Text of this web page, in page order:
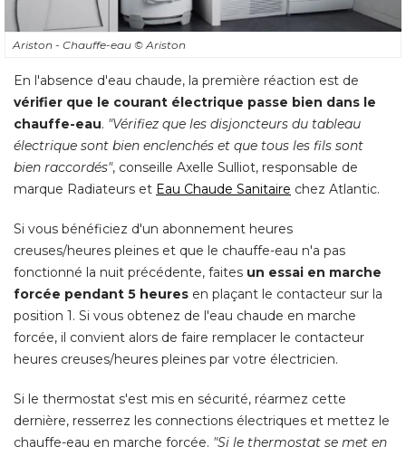
Ariston - Chauffe-eau © Ariston
En l'absence d'eau chaude, la première réaction est de
vérifier que le courant électrique passe bien dans le
chauffe-eau. "Vérifiez que les disjoncteurs du tableau
électrique sont bien enclenchés et que tous les fils sont
bien raccordés", conseille Axelle Sulliot, responsable de
marque Radiateurs et Eau Chaude Sanitaire chez Atlantic.
Si vous bénéficiez d'un abonnement heures
creuses/heures pleines et que le chauffe-eau n'a pas
fonctionné la nuit précédente, faites un essai en marche
forcée pendant 5 heures en plaçant le contacteur sur la
position 1. Si vous obtenez de l'eau chaude en marche
forcée, il convient alors de faire remplacer le contacteur
heures creuses/heures pleines par votre électricien.
Si le thermostat s'est mis en sécurité, réarmez cette
dernière, resserrez les connections électriques et mettez le
chauffe-eau en marche forcée. "Si le thermostat se met en